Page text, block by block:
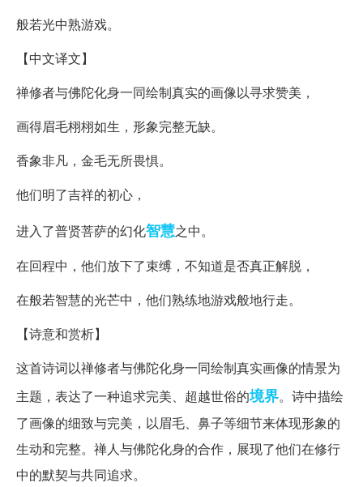
般若光中熟游戏。
【中文译文】
禅修者与佛陀化身一同绘制真实的画像以寻求赞美，
画得眉毛栩栩如生，形象完整无缺。
香象非凡，金毛无所畏惧。
他们明了吉祥的初心，
进入了普贤菩萨的幻化智慧之中。
在回程中，他们放下了束缚，不知道是否真正解脱，
在般若智慧的光芒中，他们熟练地游戏般地行走。
【诗意和赏析】
这首诗词以禅修者与佛陀化身一同绘制真实画像的情景为
主题，表达了一种追求完美、超越世俗的境界。诗中描绘
了画像的细致与完美，以眉毛、鼻子等细节来体现形象的
生动和完整。禅人与佛陀化身的合作，展现了他们在修行
中的默契与共同追求。